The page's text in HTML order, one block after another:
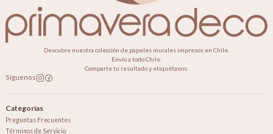
Descubre nuestra colección de papeles murales impresos en Chile.
Envío a todo Chile.
Comparte tu resultado y etiquétanos.
Síguenos
Categorías
Preguntas Frecuentes
Términos de Servicio